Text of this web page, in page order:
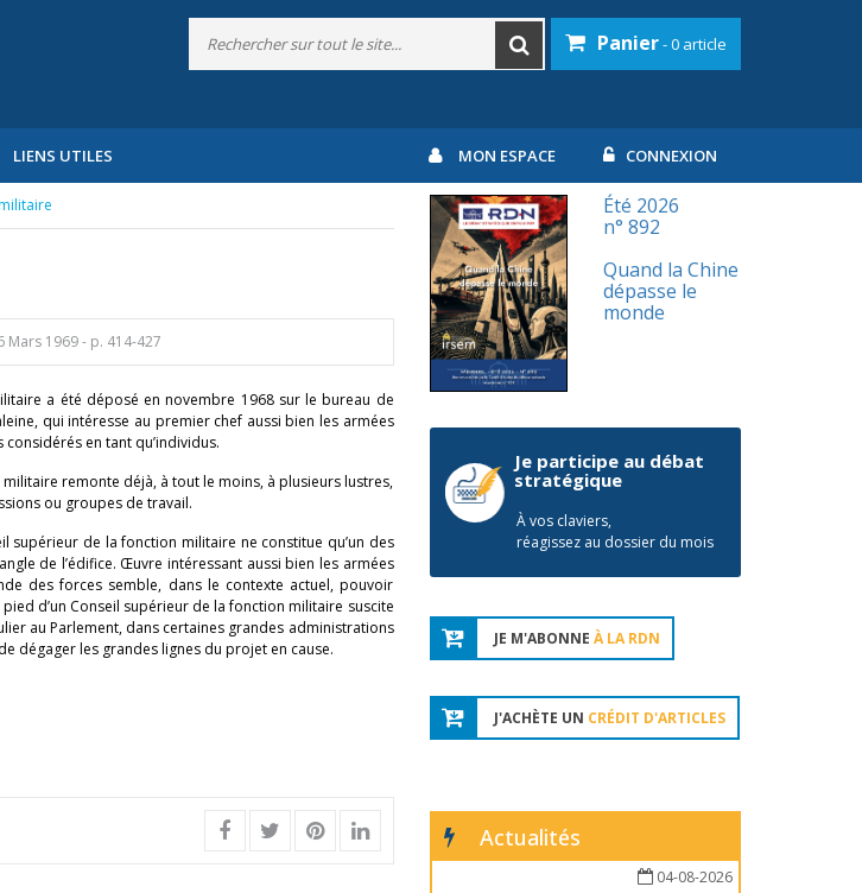
Panier- 0 article
LIENS UTILES MON ESPACE CONNEXION
Mars 1969- p. 414-427
a été déposé en novembre 1968 sur le bureau de
qui intéresse au premier chef aussi bien les armées
en tant qu’individus.
remonte déjà, à tout le moins, à plusieurs lustres,
ou groupes de travail.
de la fonction militaire ne constitue qu’un des
de l’édifice. Œuvre intéressant aussi bien les armées
des forces semble, dans le contexte actuel, pouvoir
d’un Conseil supérieur de la fonction militaire suscite
au Parlement, dans certaines grandes administrations
dégager les grandes lignes du projet en cause.
Été 2026
n° 892
Quand la Chine
dépasse le
monde
Je participe au débat
stratégique
À vos claviers,
réagissez au dossier du mois
JE M'ABONNE À LA RDN
J'ACHÈTE UN CRÉDIT D'ARTICLES
Actualités
04-08-2026